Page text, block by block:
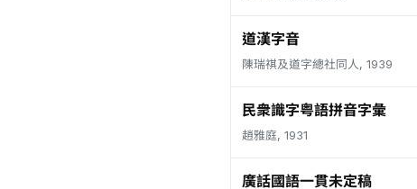
道漢字音
陳瑞祺及道字總社同人, 1939
民衆識字粤語拼音字彙
趙雅庭, 1931
廣話國語一貫未定稿